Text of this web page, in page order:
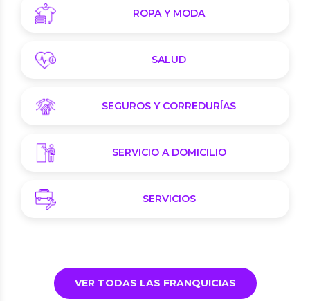
ROPA Y MODA
SALUD
SEGUROS Y CORREDURÍAS
SERVICIO A DOMICILIO
SERVICIOS
VER TODAS LAS FRANQUICIAS